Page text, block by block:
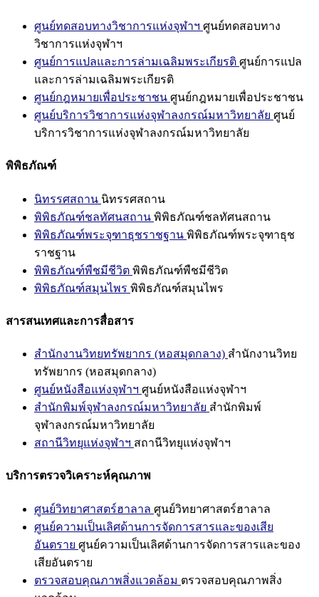
ศูนย์ทดสอบทางวิชาการแห่งจุฬาฯ ศูนย์ทดสอบทาง
วิชาการแห่งจุฬาฯ
ศูนย์การแปลและการล่ามเฉลิมพระเกียรติ ศูนย์การแปล
และการล่ามเฉลิมพระเกียรติ
ศูนย์กฎหมายเพื่อประชาชน ศูนย์กฎหมายเพื่อประชาชน
ศูนย์บริการวิชาการแห่งจุฬาลงกรณ์มหาวิทยาลัย ศูนย์
บริการวิชาการแห่งจุฬาลงกรณ์มหาวิทยาลัย
พิพิธภัณฑ์
นิทรรศสถาน นิทรรศสถาน
พิพิธภัณฑ์ชลทัศนสถาน พิพิธภัณฑ์ชลทัศนสถาน
พิพิธภัณฑ์พระจุฑาธุชราชฐาน พิพิธภัณฑ์พระจุฑาธุช
ราชฐาน
พิพิธภัณฑ์พืชมีชีวิต พิพิธภัณฑ์พืชมีชีวิต
พิพิธภัณฑ์สมุนไพร พิพิธภัณฑ์สมุนไพร
สารสนเทศและการสื่อสาร
สำนักงานวิทยทรัพยากร (หอสมุดกลาง) สำนักงานวิทย
ทรัพยากร (หอสมุดกลาง)
ศูนย์หนังสือแห่งจุฬาฯ ศูนย์หนังสือแห่งจุฬาฯ
สำนักพิมพ์จุฬาลงกรณ์มหาวิทยาลัย สำนักพิมพ์
จุฬาลงกรณ์มหาวิทยาลัย
สถานีวิทยุแห่งจุฬาฯ สถานีวิทยุแห่งจุฬาฯ
บริการตรวจวิเคราะห์คุณภาพ
ศูนย์วิทยาศาสตร์ฮาลาล ศูนย์วิทยาศาสตร์ฮาลาล
ศูนย์ความเป็นเลิศด้านการจัดการสารและของเสีย
อันตราย ศูนย์ความเป็นเลิศด้านการจัดการสารและของ
เสียอันตราย
ตรวจสอบคุณภาพสิ่งแวดล้อม ตรวจสอบคุณภาพสิ่ง